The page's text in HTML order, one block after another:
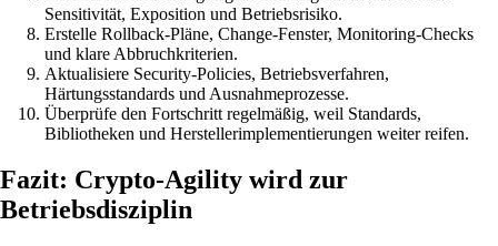
Sensitivität, Exposition und Betriebsrisiko.
Erstelle Rollback-Pläne, Change-Fenster, Monitoring-Checks
und klare Abbruchkriterien.
Aktualisiere Security-Policies, Betriebsverfahren,
Härtungsstandards und Ausnahmeprozesse.
Überprüfe den Fortschritt regelmäßig, weil Standards,
Bibliotheken und Herstellerimplementierungen weiter reifen.
Fazit: Crypto-Agility wird zur
Betriebsdisziplin